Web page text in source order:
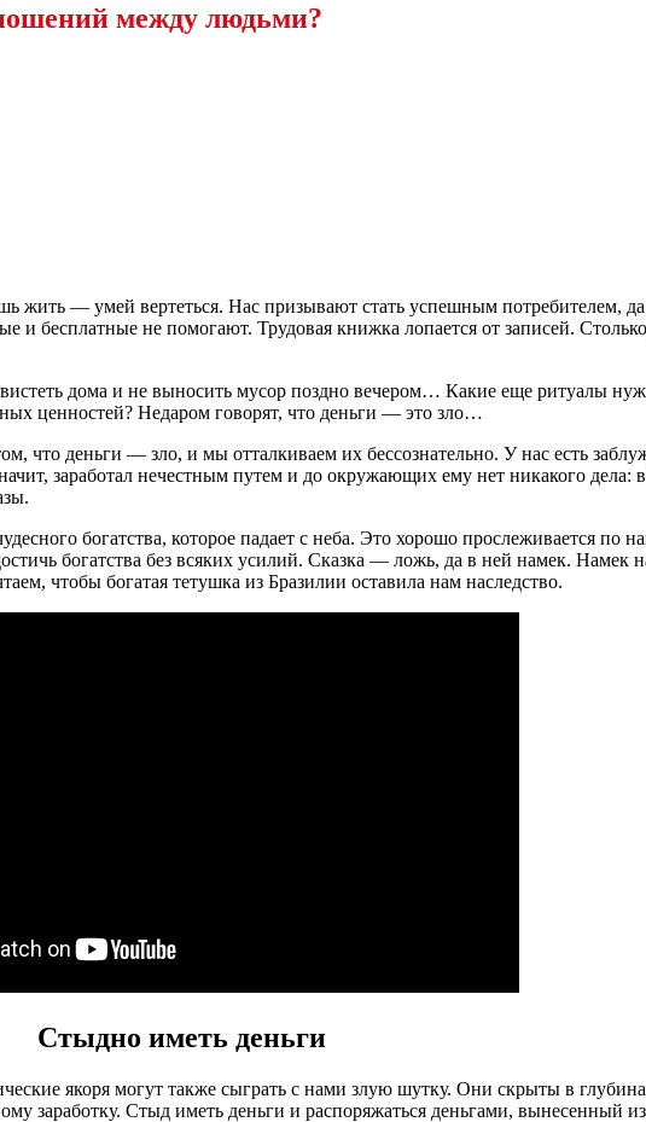
между людьми?
жить — умей вертеться. Нас призывают стать успешным потребителем, да
и бесплатные не помогают. Трудовая книжка лопается от записей.
дома и не выносить мусор поздно вечером… Какие еще ритуалы
ценностей? Недаром говорят, что деньги — это зло…
что деньги — зло, и мы отталкиваем их бессознательно. У нас есть
заработал нечестным путем и до окружающих ему нет никакого дела:
богатства, которое падает с неба. Это хорошо прослеживается по
богатства без всяких усилий. Сказка — ложь, да в ней намек.
чтобы богатая тетушка из Бразилии оставила нам наследство.
Стыдно иметь деньги
якоря могут также сыграть с нами злую шутку. Они скрыты в
заработку. Стыд иметь деньги и распоряжаться деньгами, вынесенный